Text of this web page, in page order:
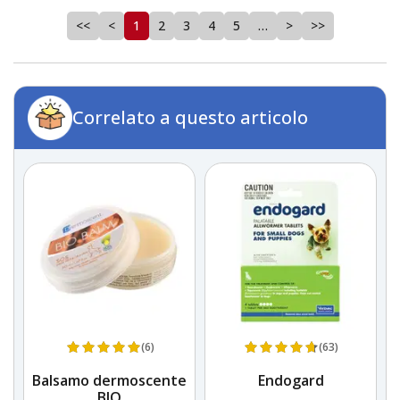
<< < 1 2 3 4 5 … > >>
Correlato a questo articolo
(6)
Balsamo dermoscente
(63)
Endogard